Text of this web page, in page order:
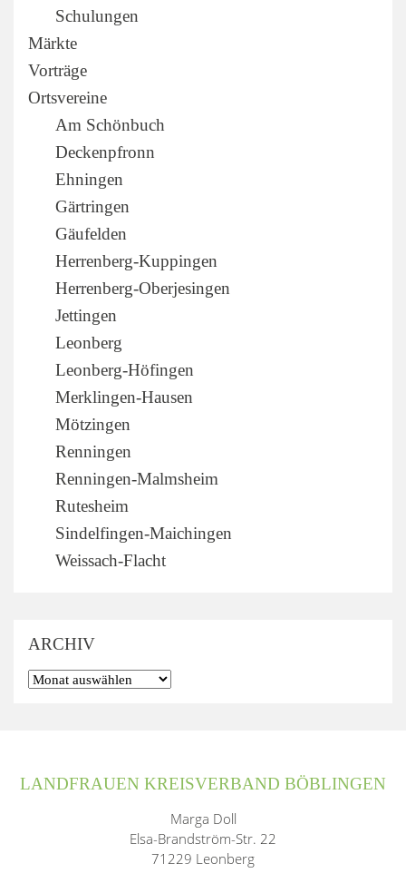
Schulungen
Märkte
Vorträge
Ortsvereine
Am Schönbuch
Deckenpfronn
Ehningen
Gärtringen
Gäufelden
Herrenberg-Kuppingen
Herrenberg-Oberjesingen
Jettingen
Leonberg
Leonberg-Höfingen
Merklingen-Hausen
Mötzingen
Renningen
Renningen-Malmsheim
Rutesheim
Sindelfingen-Maichingen
Weissach-Flacht
ARCHIV
LANDFRAUEN KREISVERBAND BÖBLINGEN
Marga Doll
Elsa-Brandström-Str. 22
71229 Leonberg